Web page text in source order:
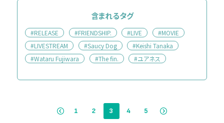
含まれるタグ
#RELEASE #FRIENDSHIP. #LIVE
#MOVIE
#LIVESTREAM
#Saucy Dog
#Keishi Tanaka
#Wataru Fujiwara
#The fin. #ユアネス
1 2 3 4 5